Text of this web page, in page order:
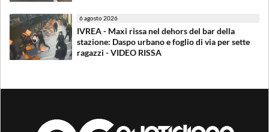
6 agosto 2026
IVREA - Maxi rissa nel dehors del bar della
stazione: Daspo urbano e foglio di via per sette
ragazzi - VIDEO RISSA